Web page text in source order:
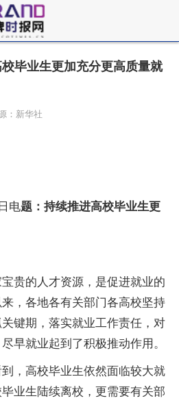
毕业生更加充分更高质量就
：新华社
电题：持续推进高校毕业生更
贵的人才资源，是促进就业的
，各地各有关部门各高校坚持
键期，落实就业工作责任，对
早就业起到了积极推动作用。
，高校毕业生依然面临较大就
业生陆续离校，更需要有关部